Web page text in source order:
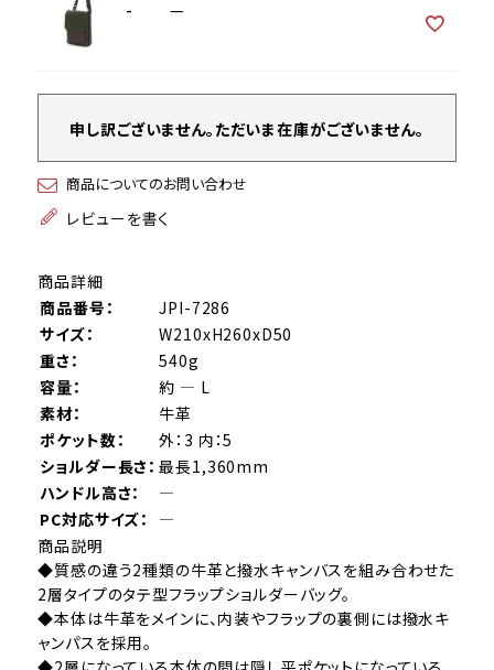
- —
申し訳ございません。ただいま在庫がございません。
商品についてのお問い合わせ
レビューを書く
商品詳細
商品番号：
JPI-7286
サイズ：
W210xH260xD50
重さ：
540g
容量：
約 ― L
素材：
牛革
ポケット数：
外：3 内：5
ショルダー長さ： 最長1,360mm
ハンドル高さ：
―
PC対応サイズ：
―
商品説明
◆質感の違う2種類の牛革と撥水キャンバスを組み合わせた
2層タイプのタテ型フラップショルダーバッグ。
◆本体は牛革をメインに、内装やフラップの裏側には撥水キ
ャンパスを採用。